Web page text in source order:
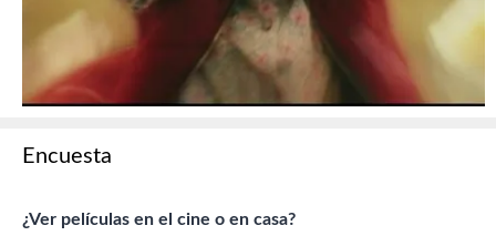
Encuesta
¿Ver películas en el cine o en casa?